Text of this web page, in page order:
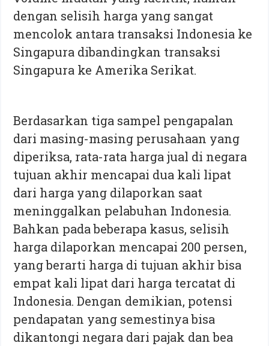
dengan selisih harga yang sangat
mencolok antara transaksi Indonesia ke
Singapura dibandingkan transaksi
Singapura ke Amerika Serikat.
Berdasarkan tiga sampel pengapalan
dari masing-masing perusahaan yang
diperiksa, rata-rata harga jual di negara
tujuan akhir mencapai dua kali lipat
dari harga yang dilaporkan saat
meninggalkan pelabuhan Indonesia.
Bahkan pada beberapa kasus, selisih
harga dilaporkan mencapai 200 persen,
yang berarti harga di tujuan akhir bisa
empat kali lipat dari harga tercatat di
Indonesia. Dengan demikian, potensi
pendapatan yang semestinya bisa
dikantongi negara dari pajak dan bea